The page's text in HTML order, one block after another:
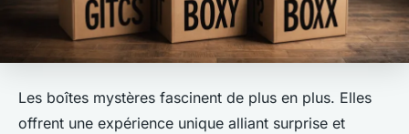
Les boîtes mystères fascinent de plus en plus. Elles
offrent une expérience unique alliant surprise et